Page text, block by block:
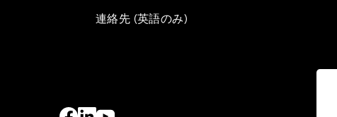
連絡先 (英語のみ)